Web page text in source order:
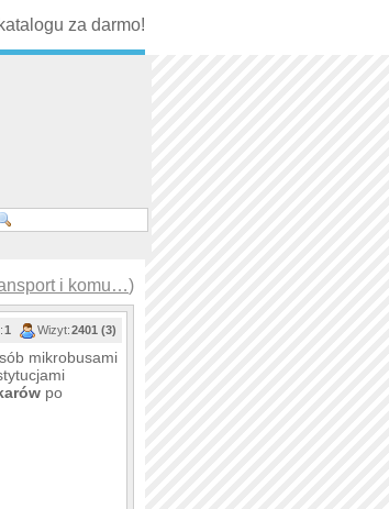
za darmo!
i komu…)
1 Wizyt:2401 (3)
mikrobusami
po